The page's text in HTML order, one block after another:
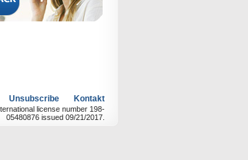
Unsubscribe Kontakt
license number 198-
05480876 issued 09/21/2017.